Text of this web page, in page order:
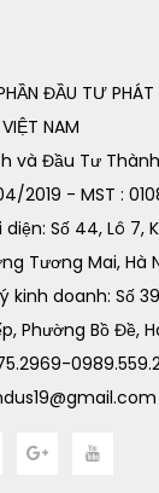
ĐẦU TƯ PHÁT
NAM
và Đầu Tư
2019 - MST :
Số 44, Lô 7,
Tương Mai, Hà
kinh doanh: Số
Phường Bồ Đề,